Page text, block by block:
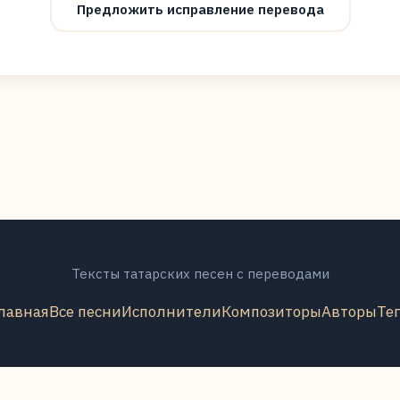
Предложить исправление перевода
Тексты татарских песен с переводами
Все песниИсполнителиКомпозиторыАвторы